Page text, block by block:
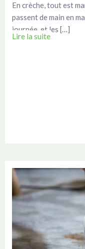
En crèche, tout est
passent de main en
journée, et les […]
Lire la suite